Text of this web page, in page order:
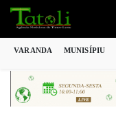
VARANDA MUNISÍPIU